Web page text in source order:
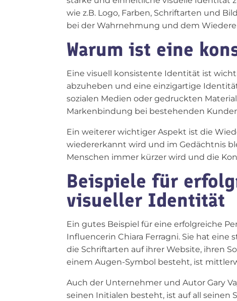
wie z.B. Logo, Farben, Schriftarten und
bei der Wahrnehmung und dem
Warum ist eine
Eine visuell konsistente Identität ist
abzuheben und eine einzigartige
sozialen Medien oder gedruckten
Markenbindung bei bestehenden
Ein weiterer wichtiger Aspekt ist die
wiedererkannt wird und im Gedächtnis
Menschen immer kürzer wird und die
Beispiele für
visueller Identität
Ein gutes Beispiel für eine erfolgreiche
Influencerin Chiara Ferragni. Sie hat
die Schriftarten auf ihrer Website, ihren
einem Augen-Symbol besteht, ist
Auch der Unternehmer und Autor Gary
seinen Initialen besteht, ist auf all seinen